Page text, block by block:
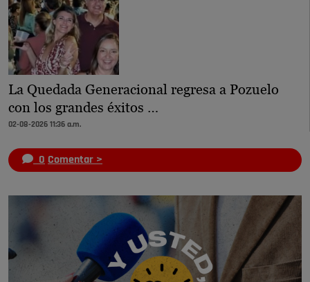
La Quedada Generacional regresa a Pozuelo
con los grandes éxitos …
02-08-2026 11:36 a.m.
0 Comentar >